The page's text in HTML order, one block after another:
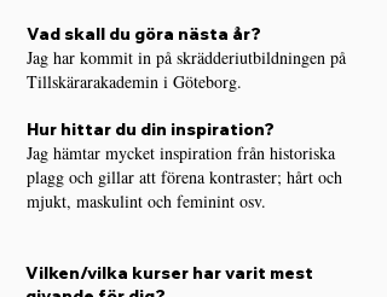
Vad skall du göra nästa år?
Jag har kommit in på skrädderiutbildningen på
Tillskärarakademin i Göteborg.
Hur hittar du din inspiration?
Jag hämtar mycket inspiration från historiska
plagg och gillar att förena kontraster; hårt och
mjukt, maskulint och feminint osv.
Vilken/vilka kurser har varit mest